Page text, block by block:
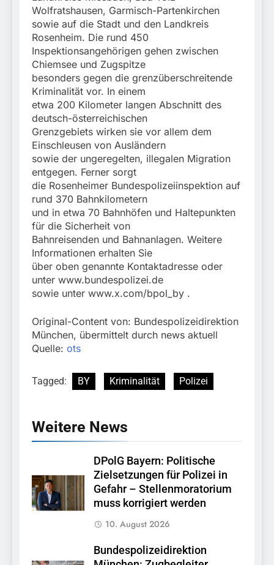
Wolfratshausen, Garmisch-Partenkirchen
sowie auf die Stadt und den Landkreis
Rosenheim. Die rund 450
Inspektionsangehörigen gehen zwischen
Chiemsee und Zugspitze
besonders gegen die grenzüberschreitende
Kriminalität vor. In einem
etwa 200 Kilometer langen Abschnitt des
deutsch-österreichischen
Grenzgebiets wirken sie vor allem dem
Einschleusen von Ausländern
sowie der ungeregelten, illegalen Migration
entgegen. Ferner sorgt
die Rosenheimer Bundespolizeiinspektion auf
rund 370 Bahnkilometern
und in etwa 70 Bahnhöfen und Haltepunkten
für die Sicherheit von
Bahnreisenden und Bahnanlagen. Weitere
Informationen erhalten Sie
über oben genannte Kontaktadresse oder
unter www.bundespolizei.de
sowie unter www.x.com/bpol_by .
Original-Content von: Bundespolizeidirektion
München, übermittelt durch news aktuell
Quelle: ots
Tagged: BY Kriminalität Polizei
Weitere News
DPolG Bayern: Politische
Zielsetzungen für Polizei in
Gefahr – Stellenmoratorium
muss korrigiert werden
10. August 2026
Bundespolizeidirektion